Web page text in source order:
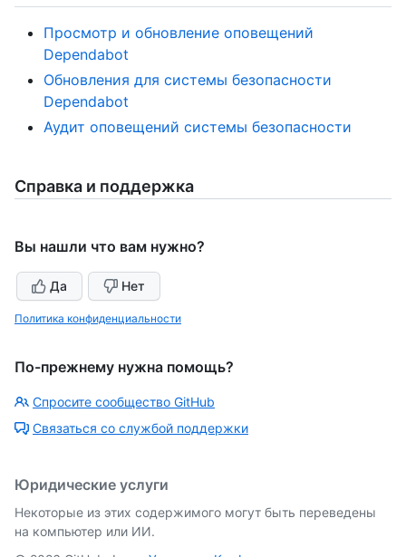
Просмотр и обновление оповещений
Dependabot
Обновления для системы безопасности
Dependabot
Аудит оповещений системы безопасности
Справка и поддержка
Вы нашли что вам нужно?
Да Нет
Политика конфиденциальности
По-прежнему нужна помощь?
Спросите сообщество GitHub
Связаться со службой поддержки
Юридические услуги
Некоторые из этих содержимого могут быть переведены
на компьютер или ИИ.